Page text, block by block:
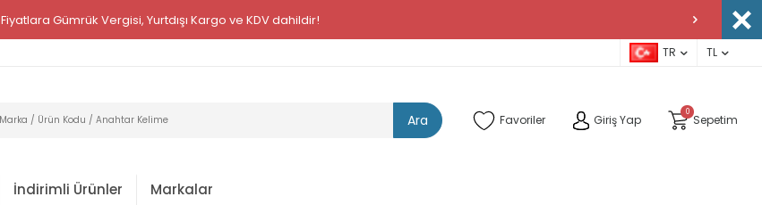
Fiyatlara Gümrük Vergisi, Yurtdışı Kargo ve KDV dahildir!
TR TL
Ara Favoriler Giriş Yap
0
Sepetim
İndirimli Ürünler Markalar